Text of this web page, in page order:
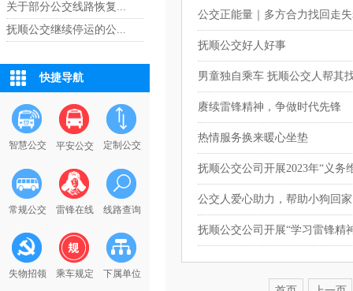
关于部分公交线路恢复...
抚顺公交继续停运的公...
快捷导航
智慧公交 平安公交 定制公交
常规公交 雷锋在线 线路查询
失物招领 乘车规定 下属单位
公交正能量｜多方合力找回走
抚顺公交好人好事
男童独自乘车 抚顺公交人帮其
赓续雷锋精神，争做时代先锋
热情服务换来暖心坐垫
抚顺公交公司开展2023年“义务
公交人爱心助力，帮助小狗回家
抚顺公交公司开展“学习雷锋精